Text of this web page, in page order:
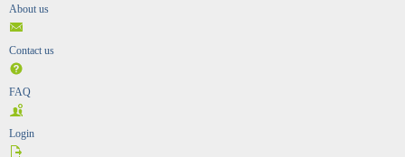
About us
Contact us
FAQ
Login